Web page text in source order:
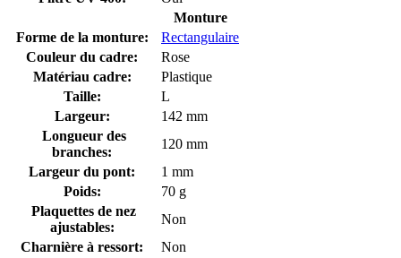
Monture
Forme de la monture:
Rectangulaire
Couleur du cadre:
Rose
Matériau cadre:
Plastique
Taille:
L
Largeur:
142 mm
Longueur des
branches:
120 mm
Largeur du pont:
1 mm
Poids:
70 g
Plaquettes de nez
ajustables:
Non
Charnière à ressort:
Non